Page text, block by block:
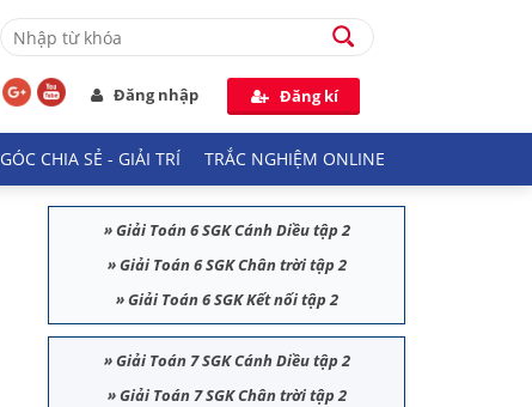
Đăng nhập Đăng kí
GÓC CHIA SẺ - GIẢI TRÍ TRẮC NGHIỆM ONLINE
»Giải Toán 6 SGK Cánh Diều tập 2
»Giải Toán 6 SGK Chân trời tập 2
»Giải Toán 6 SGK Kết nối tập 2
»Giải Toán 7 SGK Cánh Diều tập 2
»Giải Toán 7 SGK Chân trời tập 2